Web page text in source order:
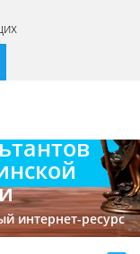
интернет-ресурс